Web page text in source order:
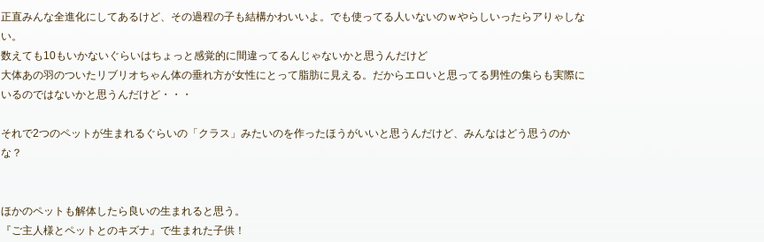
自由掲示板
質問掲示板
クラブ募集掲示板
ファンアート掲示板
コミュニティポイント
正直みんな全進化にしてあるけど、その過程の子も結構かわいいよ。でも使ってる人いないのｗやらしいったらアりゃしな
い。
数えても10もいかないぐらいはちょっと感覚的に間違ってるんじゃないかと思うんだけど
大体あの羽のついたリブリオちゃん体の垂れ方が女性にとって脂肪に見える。だからエロいと思ってる男性の集らも実際に
いるのではないかと思うんだけど・・・
それで2つのペットが生まれるぐらいの「クラス」みたいのを作ったほうがいいと思うんだけど、みんなはどう思うのか
な？
ほかのペットも解体したら良いの生まれると思う。
『ご主人様とペットとのキズナ』で生まれた子供！